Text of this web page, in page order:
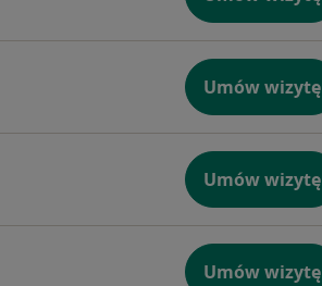
Umów wizytę
Umów wizytę
Umów wizytę